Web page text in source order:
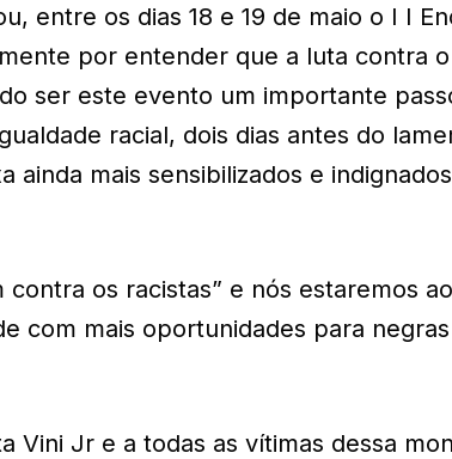
entre os dias 18 e 19 de maio o I I
por entender que a luta contra
ser este evento um importante
racial, dois dias antes do
ainda mais sensibilizados e
os racistas” e nós estaremos
com mais oportunidades para
Vini Jr e a todas as vítimas dessa